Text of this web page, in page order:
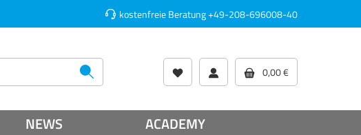
kostenfreie Beratung+49-208-696008-40
0,00 €
NEWS ACADEMY